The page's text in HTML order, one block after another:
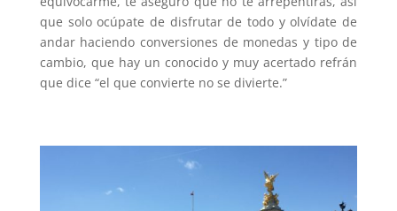
que solo ocúpate de disfrutar de todo y olvídate de
andar haciendo conversiones de monedas y tipo de
cambio, que hay un conocido y muy acertado refrán
que dice “el que convierte no se divierte.”